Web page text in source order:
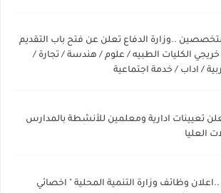
..وزارة الدفاع تعلن عن فتح باب التقديم
خريجي الكليات الطبيه / علوم / هندسة / تجارة /
/ اداب / خدمة اجتماعية
تعيينات ادارية ومعلمين للأنشطة بالمدارس
العليا
..اعلان وظائف وزارة التنمية المحلية " اخصائي